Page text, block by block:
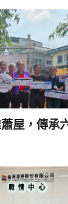
屋，傳承